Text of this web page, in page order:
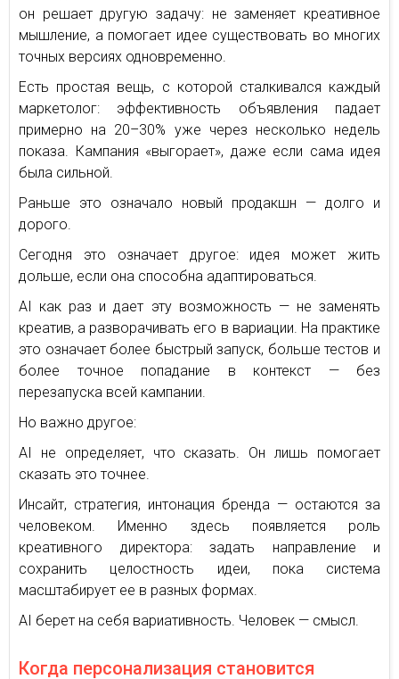
он решает другую задачу: не заменяет креативное
мышление, а помогает идее существовать во многих
точных версиях одновременно.
Есть простая вещь, с которой сталкивался каждый
маркетолог: эффективность объявления падает
примерно на 20–30% уже через несколько недель
показа. Кампания «выгорает», даже если сама идея
была сильной.
Раньше это означало новый продакшн — долго и
дорого.
Сегодня это означает другое: идея может жить
дольше, если она способна адаптироваться.
AI как раз и дает эту возможность — не заменять
креатив, а разворачивать его в вариации. На практике
это означает более быстрый запуск, больше тестов и
более точное попадание в контекст — без
перезапуска всей кампании.
Но важно другое:
AI не определяет, что сказать. Он лишь помогает
сказать это точнее.
Инсайт, стратегия, интонация бренда — остаются за
человеком. Именно здесь появляется роль
креативного директора: задать направление и
сохранить целостность идеи, пока система
масштабирует ее в разных формах.
AI берет на себя вариативность. Человек — смысл.
Когда персонализация становится